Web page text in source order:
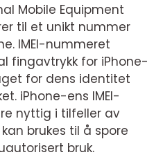
Mobile Equipment
til et unikt nummer
IMEI-nummeret
fingavtrykk for iPhone-
for dens identitet
iPhone-ens IMEI-
nyttig i tilfeller av
brukes til å spore
bruk.